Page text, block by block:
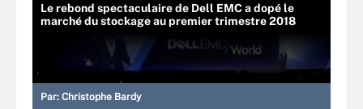
Le rebond spectaculaire de Dell EMC a dopé le
marché du stockage au premier trimestre 2018
Par: Christophe Bardy